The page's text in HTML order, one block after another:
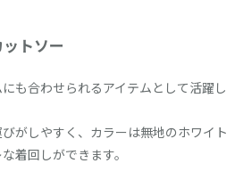
トソー
も合わせられるアイテムとして活躍し
がしやすく、カラーは無地のホワイト
着回しができます。